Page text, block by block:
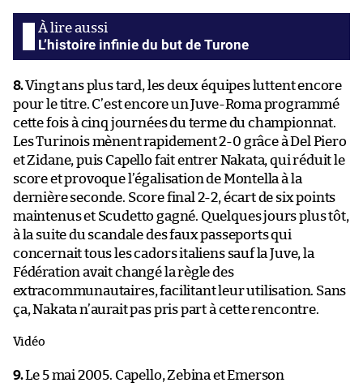
L’histoire infinie du but de Turone
8.Vingt ans plus tard, les deux équipes luttent encore
pour le titre. C’est encore un Juve-Roma programmé
cette fois à cinq journées du terme du championnat.
Les Turinois mènent rapidement 2-0 grâce à Del Piero
et Zidane, puis Capello fait entrer Nakata, qui réduit le
score et provoque l’égalisation de Montella à la
dernière seconde. Score final 2-2, écart de six points
maintenus et Scudetto gagné. Quelques jours plus tôt,
à la suite du scandale des faux passeports qui
concernait tous les cadors italiens sauf la Juve, la
Fédération avait changé la règle des
extracommunautaires, facilitant leur utilisation. Sans
ça, Nakata n’aurait pas pris part à cette rencontre.
Vidéo
9.Le 5 mai 2005. Capello, Zebina et Emerson